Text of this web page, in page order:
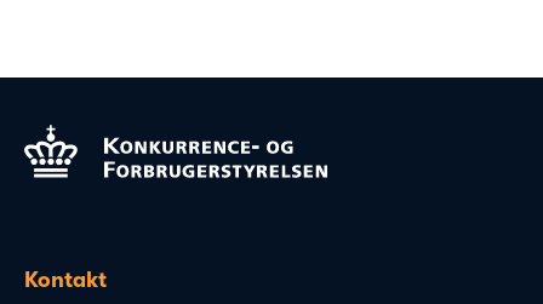
Kontakt